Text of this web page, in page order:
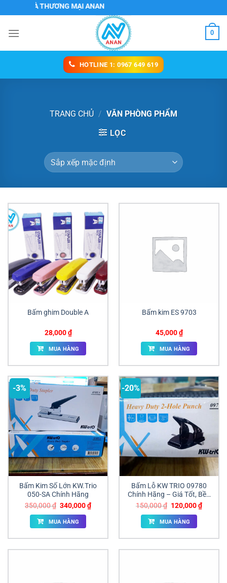
đến
nội
MẠI ANAN
0
HOTLINE 1: 0967 649 619
TRANG CHỦ / VĂN PHÒNG PHẨM
LỌC
Bấm ghim Double A
28,000₫
MUA HÀNG
Bấm kim ES 9703
45,000₫
MUA HÀNG
-3%
Bấm Kim Số Lớn KW.Trio
050-SA Chính Hãng
350,000₫ Giá
là:
350,000 ₫.
340,000₫Giá
hiện
MUA HÀNG
-20%
Bấm Lỗ KW TRIO 09780
Chính Hãng – Giá Tốt, Bền
Bỉ, Tiện Dụng
150,000₫ Giá
là:
150,000 ₫.
120,000₫Giá
hiện
MUA HÀNG